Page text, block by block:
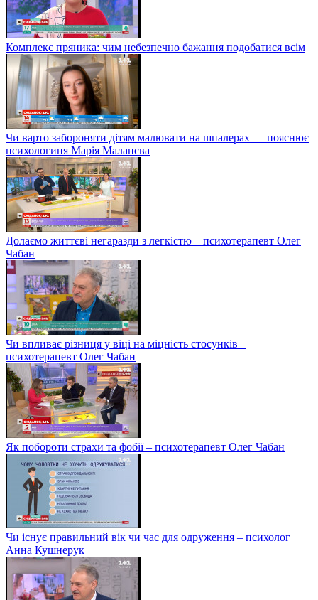
Комплекс пряника: чим небезпечно бажання подобатися всім
Чи варто забороняти дітям малювати на шпалерах — пояснює
психологиня Марія Маланєва
Долаємо життєві негаразди з легкістю – психотерапевт Олег
Чабан
Чи впливає різниця у віці на міцність стосунків –
психотерапевт Олег Чабан
Як побороти страхи та фобії – психотерапевт Олег Чабан
Чи існує правильний вік чи час для одруження – психолог
Анна Кушнерук